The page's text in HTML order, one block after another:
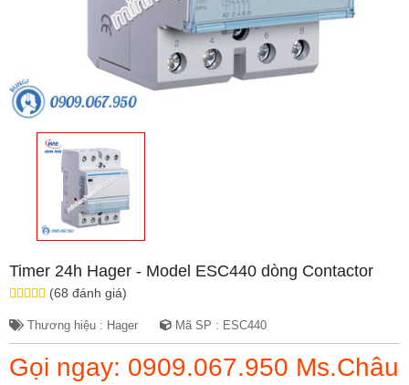
Timer 24h Hager - Model ESC440 dòng Contactor
(68 đánh giá)
Thương hiệu : Hager Mã SP : ESC440
Gọi ngay: 0909.067.950 Ms.Châu